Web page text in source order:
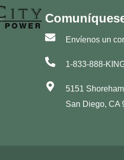
Envíenos un
1-833-888-
5151
San Diego, CA